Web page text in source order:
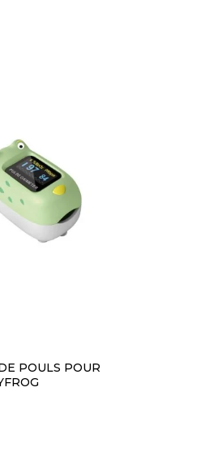
POULS POUR